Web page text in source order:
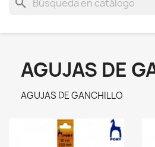
AGUJAS DE
AGUJAS DE GANCHILLO